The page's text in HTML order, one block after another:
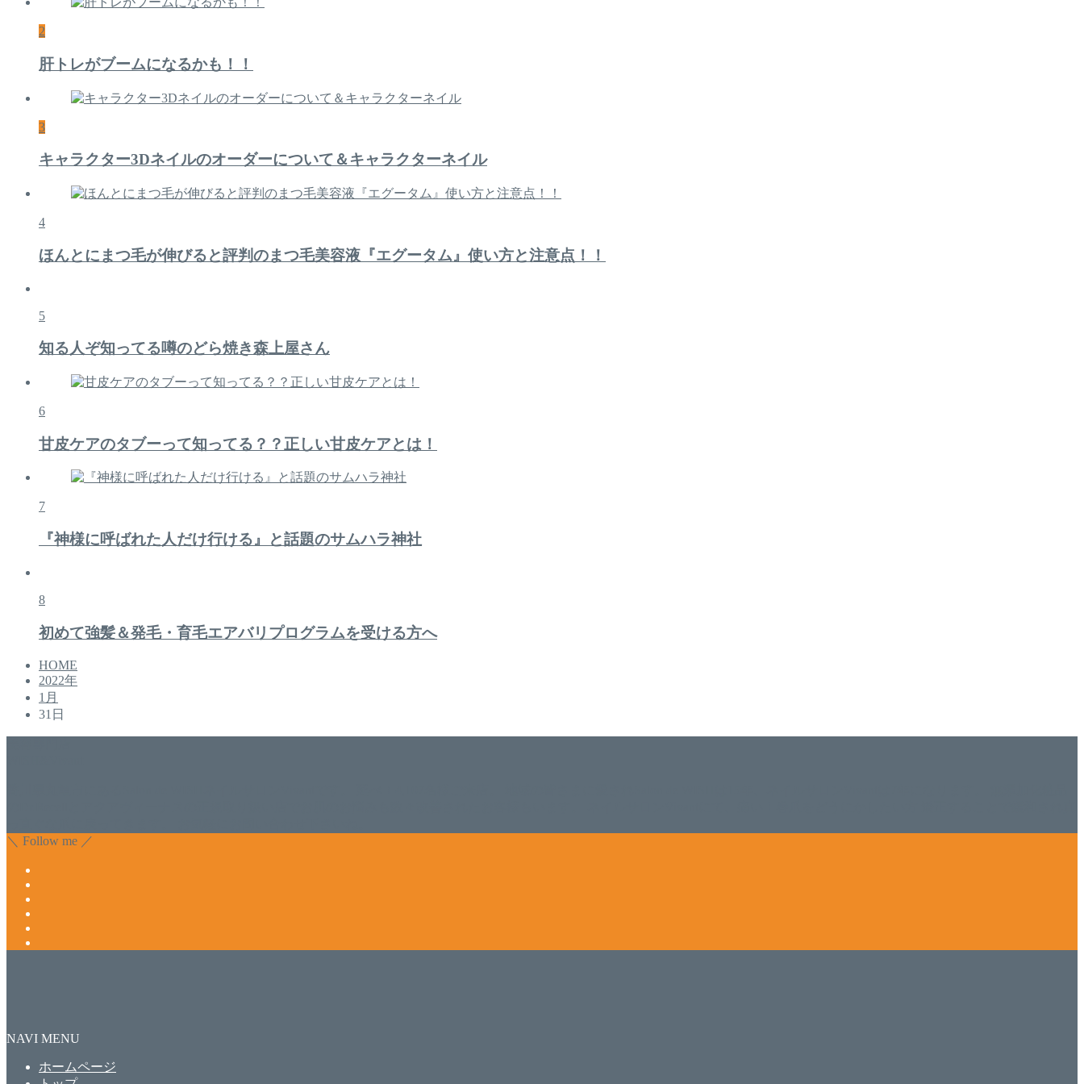
2
肝トレがブームになるかも！！
3
キャラクター3Dネイルのオーダーについて＆キャラクターネイル
4
ほんとにまつ毛が伸びると評判のまつ毛美容液『エグータム』使い方と注意点！！
5
知る人ぞ知ってる噂のどら焼き森上屋さん
6
甘皮ケアのタブーって知ってる？？正しい甘皮ケアとは！
7
『神様に呼ばれた人だけ行ける』と話題のサムハラ神社
8
初めて強髪＆発毛・育毛エアバリプログラムを受ける方へ
HOME
2022年
1月
31日
＼ Follow me ／
NAVI MENU
ホームページ